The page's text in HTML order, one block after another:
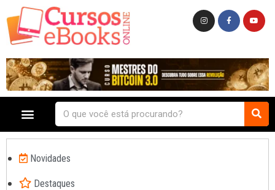
Novidades
Destaques